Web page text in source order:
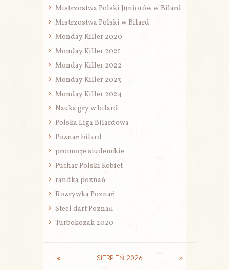
Mistrzostwa Polski Juniorów w Bilard
Mistrzostwa Polski w Bilard
Monday Killer 2020
Monday Killer 2021
Monday Killer 2022
Monday Killer 2023
Monday Killer 2024
Nauka gry w bilard
Polska Liga Bilardowa
Poznań bilard
promocje studenckie
Puchar Polski Kobiet
randka poznań
Rozrywka Poznań
Steel dart Poznań
Turbokozak 2020
SIERPIEŃ 2026